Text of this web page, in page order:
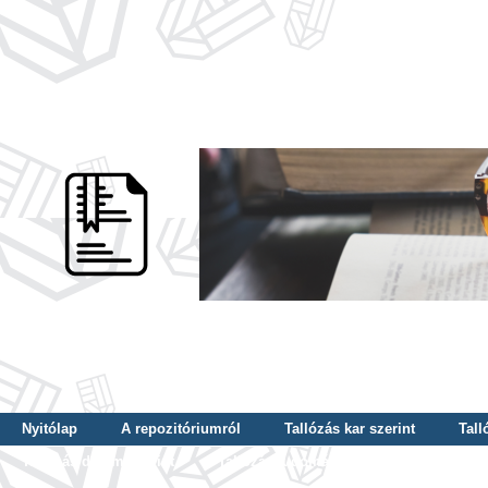
Nyitólap A repozitóriumról Tallózás kar szerint
Tallózás dátum szerint
Tallózás tudományterület szerint